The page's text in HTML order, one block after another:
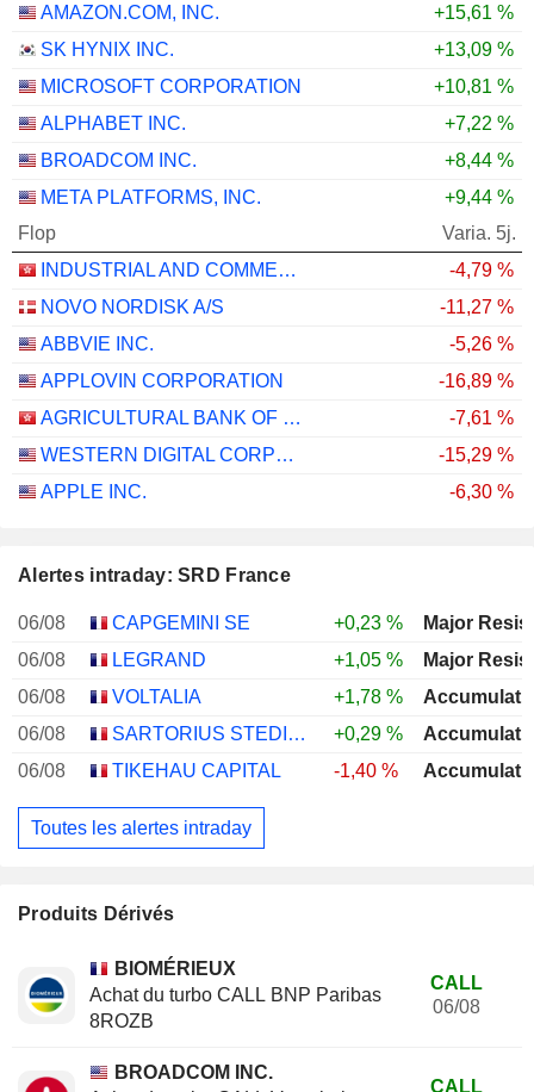
AMAZON.COM, INC.
+15,61 %
SK HYNIX INC.
+13,09 %
MICROSOFT CORPORATION
+10,81 %
ALPHABET INC.
+7,22 %
BROADCOM INC.
+8,44 %
META PLATFORMS, INC.
+9,44 %
Flop
Varia. 5j.
INDUSTRIAL AND COMMERCIAL BANK OF CHINA LIMITED
-4,79 %
NOVO NORDISK A/S
-11,27 %
ABBVIE INC.
-5,26 %
APPLOVIN CORPORATION
-16,89 %
AGRICULTURAL BANK OF CHINA LIMITED
-7,61 %
WESTERN DIGITAL CORPORATION
-15,29 %
APPLE INC.
-6,30 %
Alertes intraday: SRD France
06/08 CAPGEMINI SE +0,23 %
Major
06/08
LEGRAND +1,05 %
Major
06/08
VOLTALIA +1,78 %
06/08
SARTORIUS STEDIM BIOTECH +0,29 %
06/08
TIKEHAU CAPITAL -1,40 %
Toutes les alertes intraday
Produits Dérivés
BIOMÉRIEUX
Achat du turbo CALL BNP Paribas
8ROZB
CALL
06/08
BROADCOM INC.
CALL